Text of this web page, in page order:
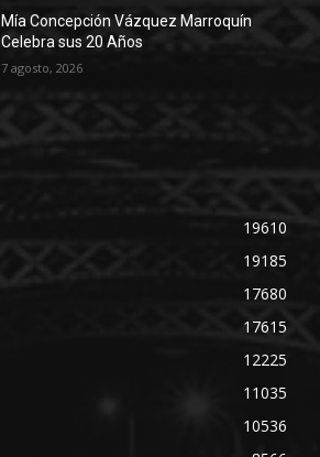
Mía Concepción Vázquez Marroquín
Celebra sus 20 Años
7 agosto, 2026
19610
19185
17680
17615
12225
11035
10536